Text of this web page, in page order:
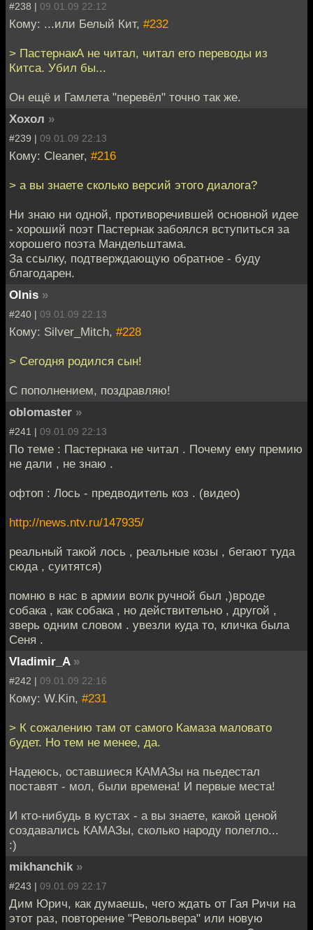
#238 | 09.01.09 22:12
Кому: ...или Белый Кит, #232
> ПастернакА не читал, читал его переводы из
Китса. Убил бы...
Он ещё и Гамлета "перевёл" точно так же.
Хохол »
#239 | 09.01.09 22:13
Кому: Cleaner, #216
> а вы знаете сколько версий этого диалога?
Ни знаю ни одной, противоречившей основной идее
- хороший поэт Пастернак забоялся вступиться за
хорошего поэта Мандельштама.
За ссылку, подтверждающую обратное - буду
благодарен.
Olnis »
#240 | 09.01.09 22:13
Кому: Silver_Mitch, #228
> Сегодня родился сын!
С пополнением, поздравляю!
oblomaster »
#241 | 09.01.09 22:13
По теме : Пастернака не читал . Почему ему премию
не дали , не знаю .
офтоп : Лось - предводитель коз . (видео)
http://news.ntv.ru/147935/
реальный такой лось , реальные козы , бегают туда
сюда , суитятся)
помню в нас в армии волк ручной был ,)вроде
собака , как собака , но действительно , другой ,
зверь одним словом . увезли куда то, кличка была
Сеня .
Vladimir_A »
#242 | 09.01.09 22:16
Кому: W.Kin, #231
> К сожалению там от самого Камаза маловато
будет. Но тем не менее, да.
Надеюсь, оставшиеся КАМАЗы на пьедестал
поставят - мол, были времена! И первые места!
И кто-нибудь в кустах - а вы знаете, какой ценой
создавались КАМАЗы, сколько народу полегло...
:)
mikhanchik »
#243 | 09.01.09 22:17
Дим Юрич, как думаешь, чего ждать от Гая Ричи на
этот раз, повторение "Револьвера" или новую